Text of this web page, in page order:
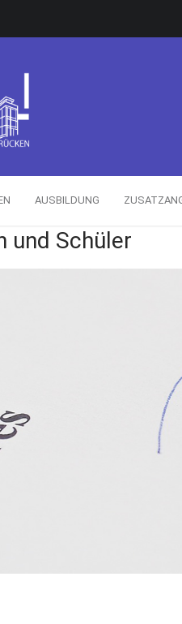
AUSBILDUNG
und Schüler